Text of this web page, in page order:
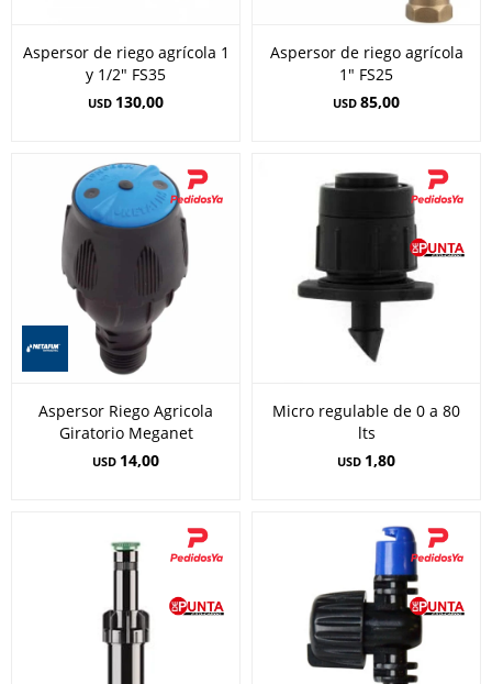
Aspersor de riego agrícola 1
y 1/2" FS35
USD 130,00
Aspersor de riego agrícola
1" FS25
USD 85,00
Aspersor Riego Agricola
Giratorio Meganet
USD 14,00
Micro regulable de 0 a 80
lts
USD 1,80